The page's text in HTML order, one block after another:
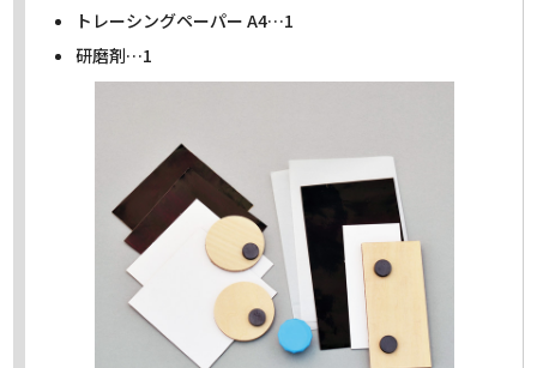
トレーシングペーパー A4…1
研磨剤…1